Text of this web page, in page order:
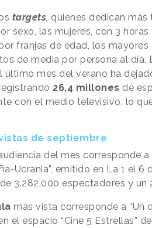
targets quienes dedican más
sexo, las mujeres, con 3
franjas de edad, los mayores
de media por persona al día.
último mes del verano ha
26,4 millones de
con el medio televisivo, lo
de septiembre
del mes corresponde a
Ucrania”, emitido en La 1 el 6
3.282.000 espectadores y un
más vista corresponde a “Un
el espacio “Cine 5 Estrellas”